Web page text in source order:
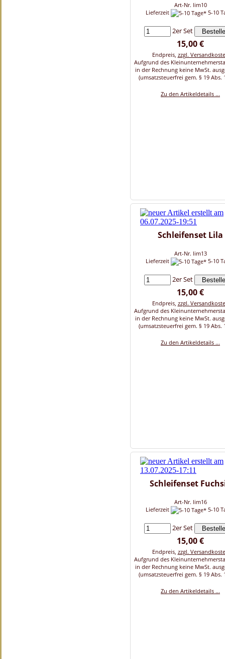
Art-Nr. lim10
Lieferzeit
5-10
2er Set
15,00 €
Endpreis, zzgl.
Aufgrund des
in der Rechnung keine MwSt.
(umsatzsteuerfrei gem. § 19 Abs.
Zu den Artikeldetails ...
Schleifenset Lila
Art-Nr. lim13
Lieferzeit
5-10
2er Set
15,00 €
Endpreis, zzgl.
Aufgrund des
in der Rechnung keine MwSt.
(umsatzsteuerfrei gem. § 19 Abs.
Zu den Artikeldetails ...
Schleifenset
Art-Nr. lim16
Lieferzeit
5-10
2er Set
15,00 €
Endpreis, zzgl.
Aufgrund des
in der Rechnung keine MwSt.
(umsatzsteuerfrei gem. § 19 Abs.
Zu den Artikeldetails ...